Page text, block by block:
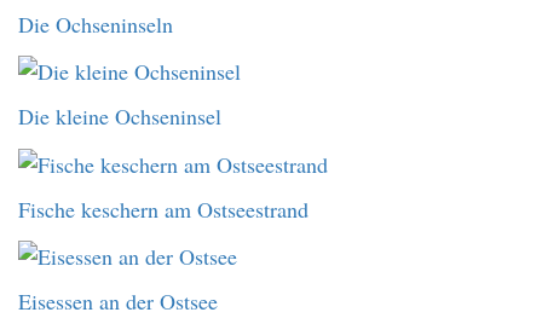
Die Ochseninseln
Die kleine Ochseninsel
Fische keschern am Ostseestrand
Eisessen an der Ostsee